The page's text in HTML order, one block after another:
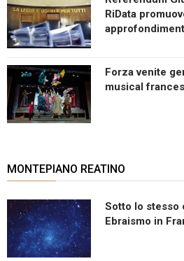
RiData
Forza venite
musical
MONTEPIANO REATINO
Sotto lo stesso
Ebraismo in